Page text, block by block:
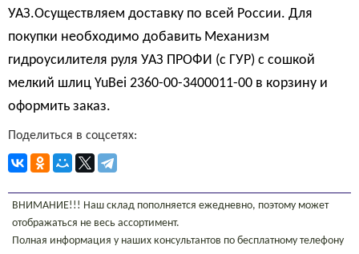
УАЗ.Осуществляем доставку по всей России. Для
покупки необходимо добавить Механизм
гидроусилителя руля УАЗ ПРОФИ (с ГУР) с сошкой
мелкий шлиц YuBei 2360-00-3400011-00 в корзину и
оформить заказ.
Поделиться в соцсетях:
ВНИМАНИЕ!!! Наш склад пополняется ежедневно, поэтому может
отображаться не весь ассортимент.
Полная информация у наших консультантов по бесплатному телефону